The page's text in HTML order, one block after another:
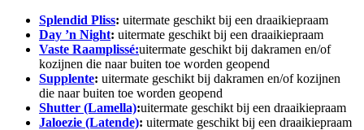
Splendid Pliss: uitermate geschikt bij een draaikiepraam
Day ’n Night: uitermate geschikt bij een draaikiepraam
Vaste Raamplissé:uitermate geschikt bij dakramen en/of
kozijnen die naar buiten toe worden geopend
Supplente: uitermate geschikt bij dakramen en/of kozijnen
die naar buiten toe worden geopend
Shutter (Lamella):uitermate geschikt bij een draaikiepraam
Jaloezie (Latende): uitermate geschikt bij een draaikiepraam